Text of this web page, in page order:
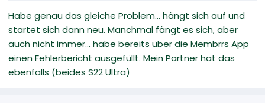
Habe genau das gleiche Problem... hängt sich auf und
startet sich dann neu. Manchmal fängt es sich, aber
auch nicht immer... habe bereits über die Membrrs App
einen Fehlerbericht ausgefüllt. Mein Partner hat das
ebenfalls (beides S22 Ultra)